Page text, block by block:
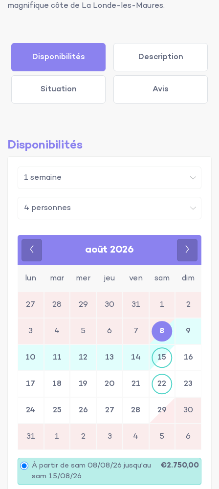
magnifique côte de La Londe-les-Maures.
Disponibilités Description
Situation Avis
Disponibilités
août 2026
lun mar mer jeu ven sam dim
27 28 29 30 31 1 2
3 4 5 6 7 8 9
10 11 12 13 14 15 16
17 18 19 20 21 22 23
24 25 26 27 28 29 30
31 1 2 3 4 5 6
À partir de sam 08/08/26 jusqu'au
sam 15/08/26
€2.750,00